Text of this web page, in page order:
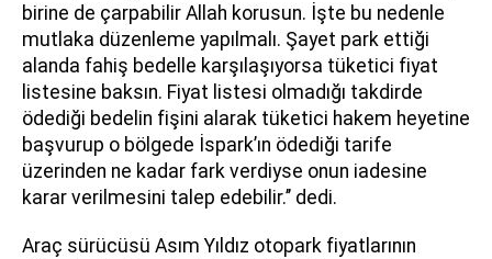
birine de çarpabilir Allah korusun. İşte bu nedenle
mutlaka düzenleme yapılmalı. Şayet park ettiği
alanda fahiş bedelle karşılaşıyorsa tüketici fiyat
listesine baksın. Fiyat listesi olmadığı takdirde
ödediği bedelin fişini alarak tüketici hakem heyetine
başvurup o bölgede İspark’ın ödediği tarife
üzerinden ne kadar fark verdiyse onun iadesine
karar verilmesini talep edebilir.’’ dedi.
Araç sürücüsü Asım Yıldız otopark fiyatlarının